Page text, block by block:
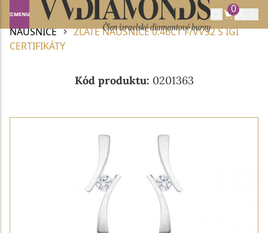
0
Domů DIAMANTOVÉ ŠPERKY
DIAMANTOVÉ
NÁUŠNICE
ZLATÉ NÁUŠNICE 0.46CT F/VVS2 S IGI
CERTIFIKÁTY
Kód produktu: 0201363